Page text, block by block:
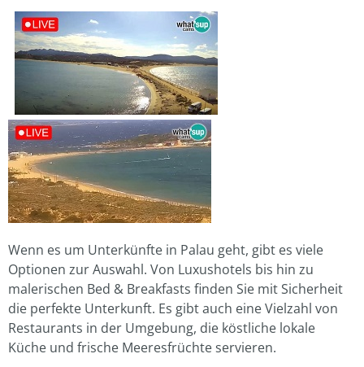
Wenn es um Unterkünfte in Palau geht, gibt es viele
Optionen zur Auswahl. Von Luxushotels bis hin zu
malerischen Bed & Breakfasts finden Sie mit Sicherheit
die perfekte Unterkunft. Es gibt auch eine Vielzahl von
Restaurants in der Umgebung, die köstliche lokale
Küche und frische Meeresfrüchte servieren.